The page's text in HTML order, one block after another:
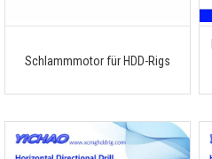
Schlammmotor für HDD-Rigs